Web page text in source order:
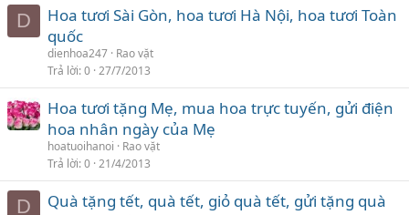
D
Hoa tươi Sài Gòn, hoa tươi Hà Nội, hoa tươi Toàn
quốc
dienhoa247 Rao vặt
Trả lời 0 27/7/2013
Hoa tươi tặng Mẹ, mua hoa trực tuyến, gửi điện
hoa nhân ngày của Mẹ
hoatuoihanoi
Rao vặt
Trả lời 0 21/4/2013
D
Quà tặng tết, quà tết, giỏ quà tết, gửi tặng quà